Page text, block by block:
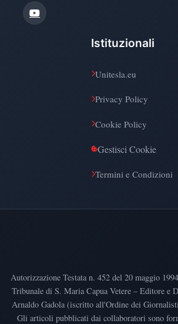
Istituzionali
Unitesla.eu
Privacy Policy
Cookie Policy
Gestisci Cookie
Termini e Condizioni
Autorizzazione Testata n. 452 del 20 maggio
Tribunale di S. Maria Capua Vetere – Editore e
Arnaldo Gadola (iscritto all'Ordine dei
Gli articoli pubblicati dai collaboratori sono